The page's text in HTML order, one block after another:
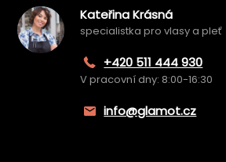
Kateřina Krásná
specialistka pro vlasy a pleť
+420 511 444 930
V pracovní dny: 8:00-16:30
info@glamot.cz